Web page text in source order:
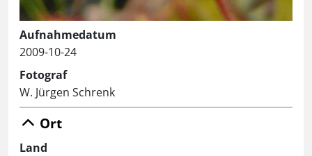
Aufnahmedatum
2009-10-24
Fotograf
W. Jürgen Schrenk
Ort
Land